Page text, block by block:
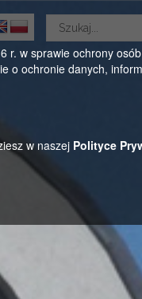
r. w sprawie ochrony
o ochronie danych,
w naszej Polityce
Oficjalny serwis
ul. Kościuszki 28, 08-441
Wyszukaj
serwisie